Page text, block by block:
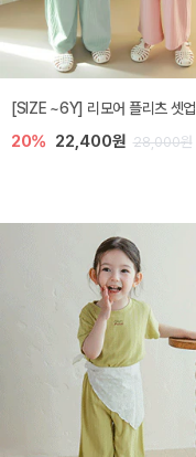
[SIZE ~6Y] 리모어 플리츠 셋업
20% 22,400원 28,000원